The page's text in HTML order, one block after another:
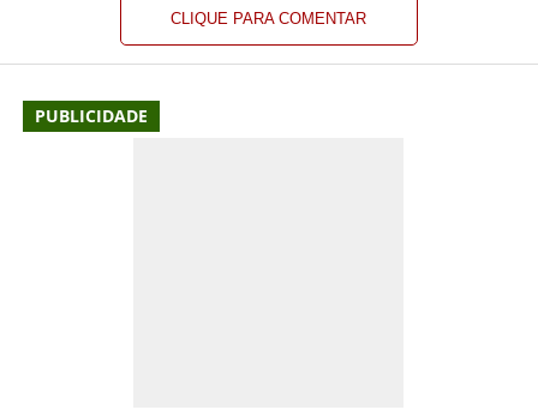
CLIQUE PARA COMENTAR
PUBLICIDADE